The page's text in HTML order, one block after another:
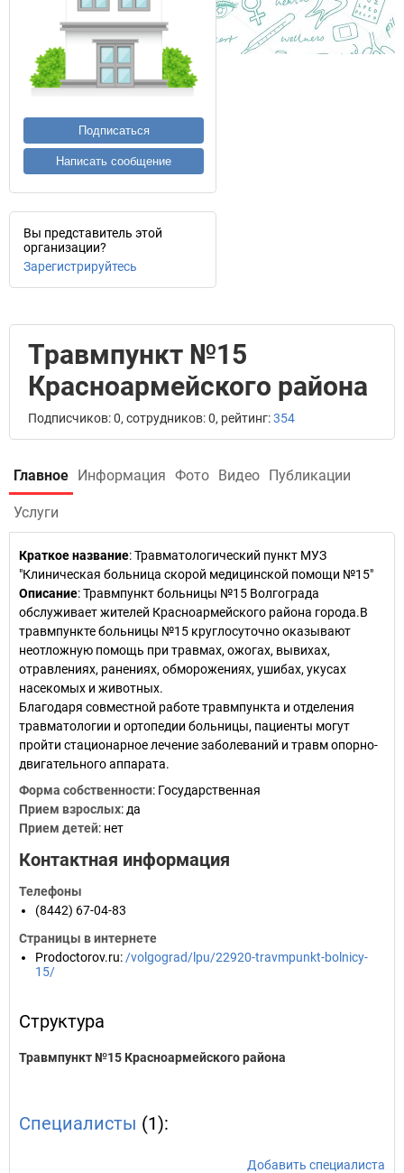
Подписаться
Написать сообщение
Вы представитель этой
организации?
Зарегистрируйтесь
Травмпункт №15
Красноармейского района
Подписчиков: 0, сотрудников: 0, рейтинг:354
Главное Информация Фото Видео Публикации
Услуги
Краткое название:Травматологический пункт МУЗ
"Клиническая больница скорой медицинской помощи №15"
Описание: Травмпункт больницы №15 Волгограда
обслуживает жителей Красноармейского района города.В
травмпункте больницы №15 круглосуточно оказывают
неотложную помощь при травмах, ожогах, вывихах,
отравлениях, ранениях, обморожениях, ушибах, укусах
насекомых и животных.
Благодаря совместной работе травмпункта и отделения
травматологии и ортопедии больницы, пациенты могут
пройти стационарное лечение заболеваний и травм опорно-
двигательного аппарата.
Форма собственности: Государственная
Прием взрослых: да
Прием детей: нет
Контактная информация
Телефоны
(8442) 67-04-83
Страницы в интернете
Prodoctorov.ru: /volgograd/lpu/22920-travmpunkt-bolnicy-
15/
Структура
Травмпункт №15 Красноармейского района
Специалисты (1):
Добавить специалиста